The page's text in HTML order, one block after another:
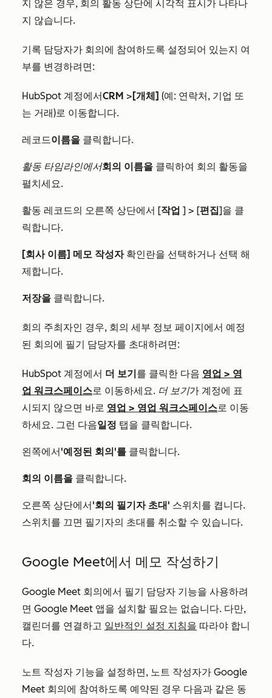
지 않은 경우, 회의 활동 상단에 시각적 표시가 나타나
지 않습니다.
기록 담당자가 회의에 참여하도록 설정되어 있는지 여
부를 변경하려면:
HubSpot 계정에서CRM > [개체] (예: 연락처, 기업 또
는 거래)로 이동합니다.
레코드이름을 클릭합니다.
활동 타임라인에서회의 이름을 클릭하여 회의 활동을
펼치세요.
활동 레코드의 오른쪽 상단에서 [작업 ] > [편집]을 클
릭합니다.
[회사 이름] 메모 작성자확인란을 선택하거나 선택 해
제합니다.
저장을 클릭합니다.
회의 주최자인 경우, 회의 세부 정보 페이지에서 예정
된 회의에 필기 담당자를 초대하려면:
HubSpot 계정에서 더 보기를 클릭한 다음 영업 > 영
업 워크스페이스로 이동하세요. 더 보기가 계정에 표
시되지 않으면 바로 영업 > 영업 워크스페이스로 이동
하세요. 그런 다음일정 탭을 클릭합니다.
왼쪽에서'예정된 회의'를 클릭합니다.
회의 이름을 클릭합니다.
오른쪽 상단에서'회의 필기자 초대' 스위치를 켭니다.
스위치를 끄면 필기자의 초대를 취소할 수 있습니다.
Google Meet에서 메모 작성하기
Google Meet 회의에서 필기 담당자 기능을 사용하려
면 Google Meet 앱을 설치할 필요는 없습니다. 다만,
캘린더를 연결하고 일반적인 설정 지침을 따라야 합니
다.
노트 작성자 기능을 설정하면, 노트 작성자가 Google
Meet 회의에 참여하도록 예약된 경우 다음과 같은 동